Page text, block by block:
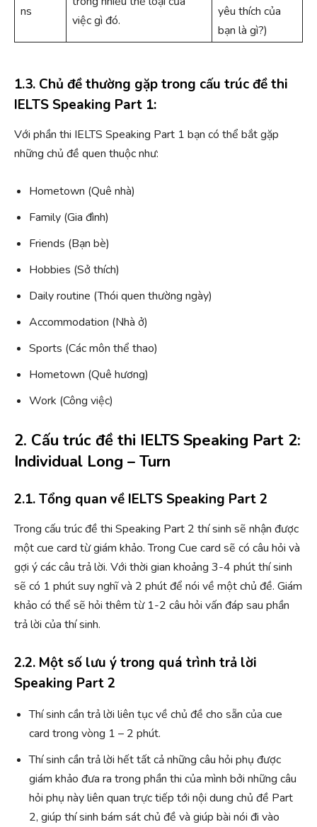
ns
việc gì đó.
yêu thích của
bạn là gì?)
1.3. Chủ đề thường gặp trong cấu trúc đề thi
IELTS Speaking Part 1:
Với phần thi IELTS Speaking Part 1 bạn có thể bắt gặp
những chủ đề quen thuộc như:
Hometown (Quê nhà)
Family (Gia đình)
Friends (Bạn bè)
Hobbies (Sở thích)
Daily routine (Thói quen thường ngày)
Accommodation (Nhà ở)
Sports (Các môn thể thao)
Hometown (Quê hương)
Work (Công việc)
2. Cấu trúc đề thi IELTS Speaking Part 2:
Individual Long – Turn
2.1. Tổng quan về IELTS Speaking Part 2
Trong cấu trúc đề thi Speaking Part 2 thí sinh sẽ nhận được
một cue card từ giám khảo. Trong Cue card sẽ có câu hỏi và
gợi ý các câu trả lời. Với thời gian khoảng 3-4 phút thí sinh
sẽ có 1 phút suy nghĩ và 2 phút để nói về một chủ đề. Giám
khảo có thể sẽ hỏi thêm từ 1-2 câu hỏi vấn đáp sau phần
trả lời của thí sinh.
2.2. Một số lưu ý trong quá trình trả lời
Speaking Part 2
Thí sinh cần trả lời liên tục về chủ đề cho sẵn của cue
card trong vòng 1 – 2 phút.
Thí sinh cần trả lời hết tất cả những câu hỏi phụ được
giám khảo đưa ra trong phần thi của mình bởi những câu
hỏi phụ này liên quan trực tiếp tới nội dung chủ đề Part
2, giúp thí sinh bám sát chủ đề và giúp bài nói đi vào